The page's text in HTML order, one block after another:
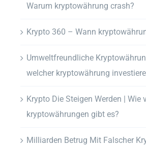
Warum kryptowährung crash?
Krypto 360 – Wann
Umweltfreundliche
welcher kryptowährung
Krypto Die Steigen Werden | Wie
kryptowährungen gibt es?
Milliarden Betrug Mit Falscher